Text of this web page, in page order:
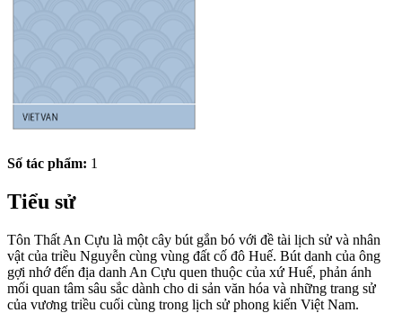
Số tác phẩm: 1
Tiểu sử
Tôn Thất An Cựu là một cây bút gắn bó với đề tài lịch sử và nhân
vật của triều Nguyễn cùng vùng đất cố đô Huế. Bút danh của ông
gợi nhớ đến địa danh An Cựu quen thuộc của xứ Huế, phản ánh
mối quan tâm sâu sắc dành cho di sản văn hóa và những trang sử
của vương triều cuối cùng trong lịch sử phong kiến Việt Nam.